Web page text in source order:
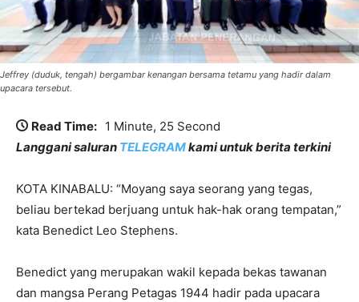
Jeffrey (duduk, tengah) bergambar kenangan bersama tetamu yang hadir dalam
upacara tersebut.
Read Time: 1 Minute, 25 Second
Langgani saluran TELEGRAMkami untuk berita terkini
KOTA KINABALU: “Moyang saya seorang yang tegas,
beliau bertekad berjuang untuk hak-hak orang tempatan,”
kata Benedict Leo Stephens.
Benedict yang merupakan wakil kepada bekas tawanan
dan mangsa Perang Petagas 1944 hadir pada upacara